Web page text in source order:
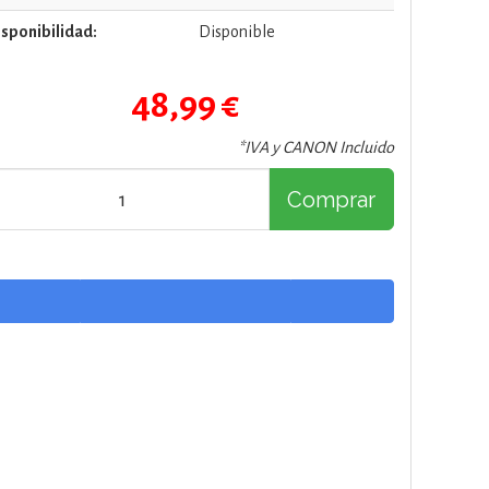
Disponible
48,99 €
*IVA y CANON Incluido
Comprar